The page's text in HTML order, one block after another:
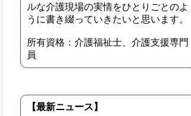
ルな介護現場の実情をひとりごとのよ
うに書き綴っていきたいと思います。
所有資格：介護福祉士、介護支援専門
員
【最新ニュース】